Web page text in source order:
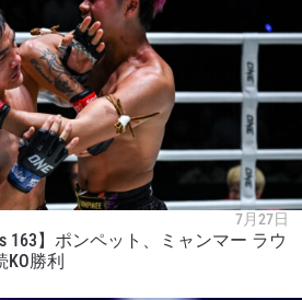
7月27日
163】ポンペット、ミャンマー ラウ
KO勝利